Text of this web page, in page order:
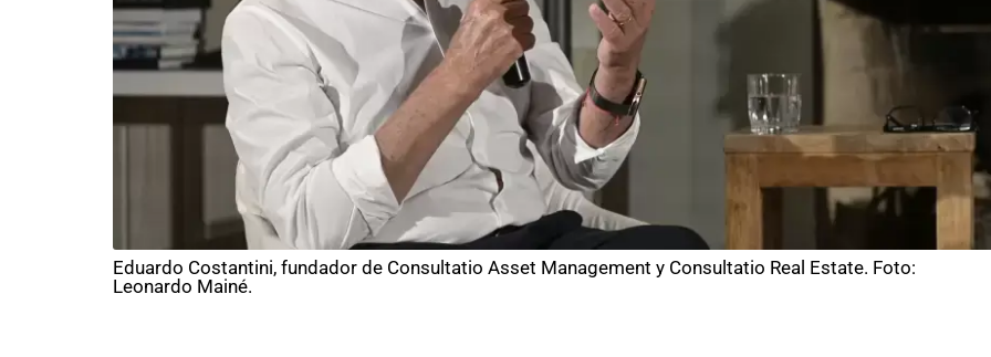
Eduardo Costantini, fundador de Consultatio Asset Management y Consultatio Real Estate. Foto:
Leonardo Mainé.